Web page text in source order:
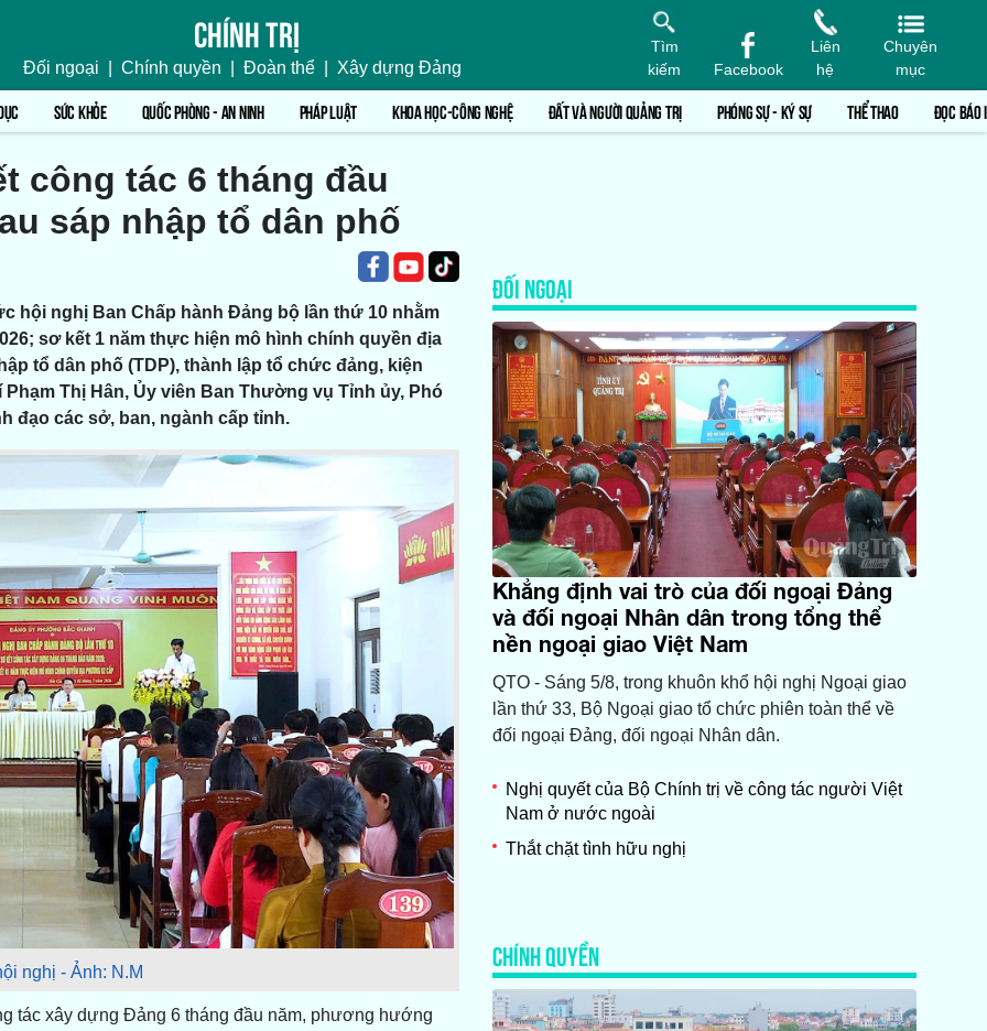
Chính trị
Đối ngoại Chính quyền Đoàn thể Xây dựng Đảng
Tìm
kiếm
Facebook
Liên
hệ
Chuyên
mục
SỨC KHỎE QUỐC PHÒNG - AN NINH PHÁP LUẬT KHOA HỌC-CÔNG NGHỆ ĐẤT VÀ NGƯỜI QUẢNG TRỊ PHÓNG SỰ - KÝ SỰ THỂ THAO ĐỌC BÁO
công tác 6 tháng đầu
sáp nhập tổ dân phố
hội nghị Ban Chấp hành Đảng bộ lần thứ 10 nhằm
sơ kết 1 năm thực hiện mô hình chính quyền địa
tổ dân phố (TDP), thành lập tổ chức đảng, kiện
Thị Hân, Ủy viên Ban Thường vụ Tỉnh ủy, Phó
đạo các sở, ban, ngành cấp tỉnh.
nghị - Ảnh: N.M
tác xây dựng Đảng 6 tháng đầu năm, phương hướng
ĐỐI NGOẠI
Khẳng định vai trò của đối ngoại Đảng
và đối ngoại Nhân dân trong tổng thể
nền ngoại giao Việt Nam
QTO - Sáng 5/8, trong khuôn khổ hội nghị Ngoại giao
lần thứ 33, Bộ Ngoại giao tổ chức phiên toàn thể về
đối ngoại Đảng, đối ngoại Nhân dân.
Nghị quyết của Bộ Chính trị về công tác người Việt
Nam ở nước ngoài
Thắt chặt tình hữu nghị
CHÍNH QUYỀN